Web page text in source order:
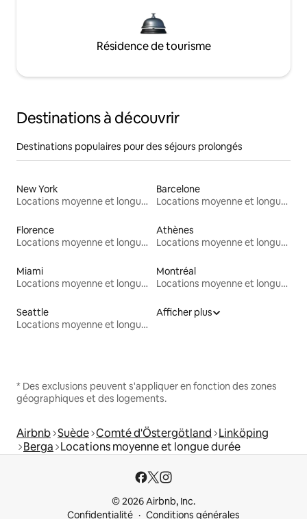
Résidence de tourisme
Destinations à découvrir
Destinations populaires pour des séjours prolongés
New York
Locations moyenne et longue durée
Barcelone
Locations moyenne et longue durée
Florence
Locations moyenne et longue durée
Athènes
Locations moyenne et longue durée
Miami
Locations moyenne et longue durée
Montréal
Locations moyenne et longue durée
Seattle
Locations moyenne et longue durée
Afficher plus
* Des exclusions peuvent s'appliquer en fonction des zones
géographiques et des logements.
Airbnb Suède Comté d'Östergötland Linköping
Berga Locations moyenne et longue durée
© 2026 Airbnb, Inc.
Confidentialité
Conditions générales